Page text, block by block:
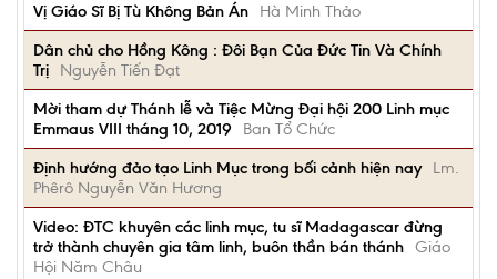
Vị Giáo Sĩ Bị Tù Không Bản Án
Hà Minh Thảo
Dân chủ cho Hồng Kông : Đôi Bạn Của Đức Tin Và Chính
Trị
Nguyễn Tiến Đạt
Mời tham dự Thánh lễ và Tiệc Mừng Đại hội 200 Linh mục
Emmaus VIII tháng 10, 2019
Ban Tổ Chức
Định hướng đảo tạo Linh Mục trong bối cảnh hiện nay
Lm.
Phêrô Nguyễn Văn Hương
Video: ĐTC khuyên các linh mục, tu sĩ Madagascar đừng
trở thành chuyên gia tâm linh, buôn thần bán thánh Giáo
Hội Năm Châu